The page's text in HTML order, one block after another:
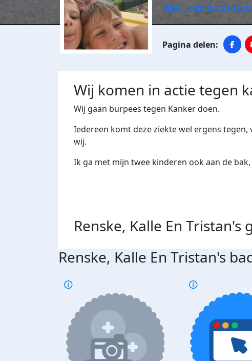
Rijswijk Lions doen
Wij komen in actie tegen
Wij gaan burpees tegen Kanker doen.
Iedereen komt deze ziekte wel ergens
wij.
Ik ga met mijn twee kinderen ook aan de
Renske, Kalle En Tristan's
Renske, Kalle En Tristan's